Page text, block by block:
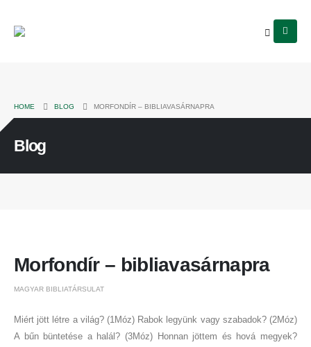
HOME BLOG MORFONDÍR – BIBLIAVASÁRNAPRA
Blog
Morfondír – bibliavasárnapra
MAGYAR BIBLIATÁRSULAT
Miért jött létre a világ? (1Móz) Rabok legyünk vagy szabadok? (2Móz)
A bűn büntetése a halál? (3Móz) Honnan jöttem és hová megyek?